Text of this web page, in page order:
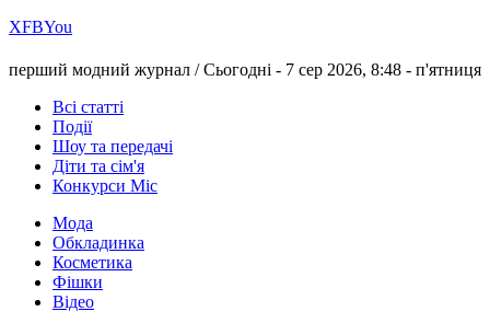
ХFBYou
перший модний журнал /Сьогодні - 7 сер 2026, 8:48 - п'ятниця
Всі статті
Події
Шоу та передачі
Діти та сім'я
Конкурси Міс
Мода
Обкладинка
Косметика
Фішки
Відео